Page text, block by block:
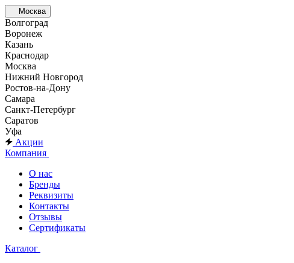
Москва
Волгоград
Воронеж
Казань
Краснодар
Москва
Нижний Новгород
Ростов-на-Дону
Самара
Санкт-Петербург
Саратов
Уфа
Акции
Компания
О нас
Бренды
Реквизиты
Контакты
Отзывы
Сертификаты
Каталог